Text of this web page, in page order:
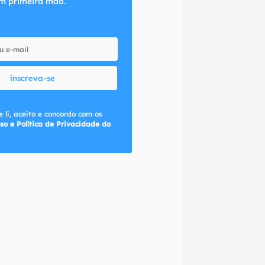
inscreva-se
li, aceito e concordo com os
e Política de Privacidade do